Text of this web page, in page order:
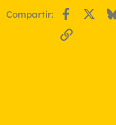
Compartir: Facebook
Enlace